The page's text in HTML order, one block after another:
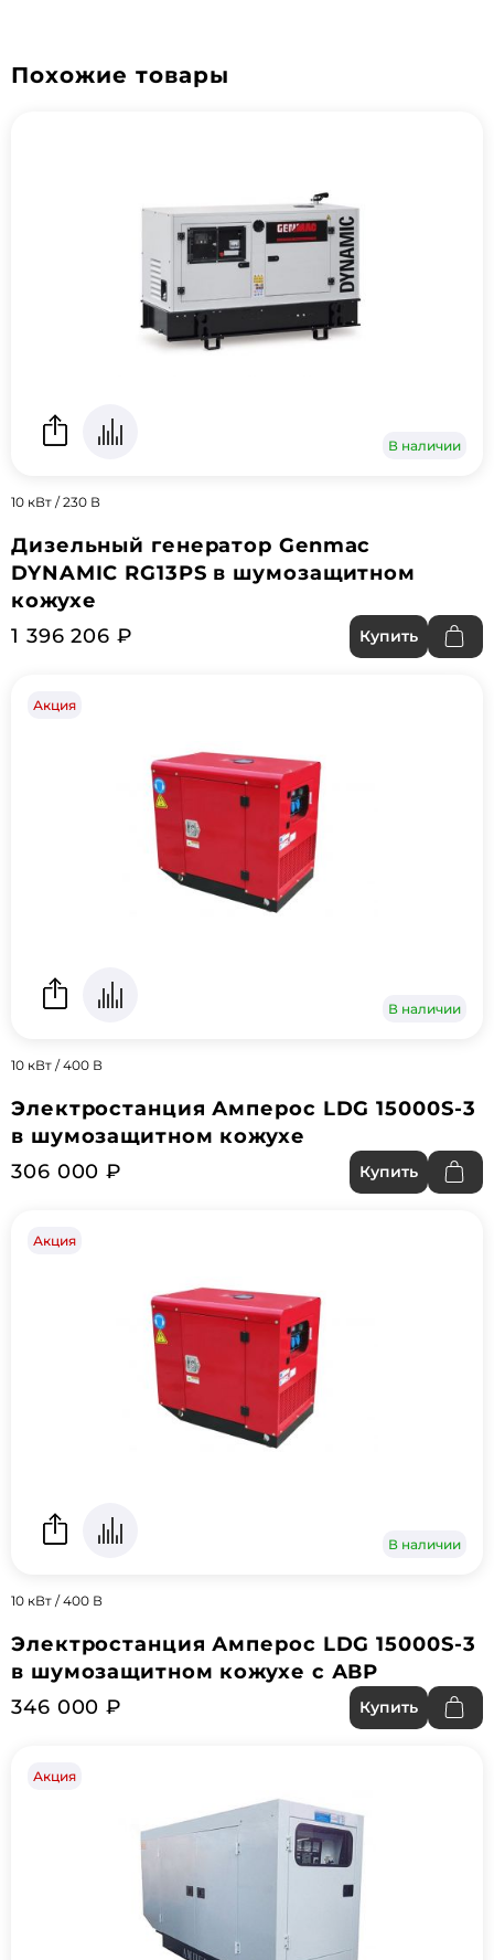
Похожие товары
В наличии
10 кВт / 230 В
Дизельный генератор Genmac
DYNAMIC RG13PS в шумозащитном
кожухе
1 396 206 ₽
Купить
Акция
В наличии
10 кВт / 400 В
Электростанция Амперос LDG 15000S-3
в шумозащитном кожухе
306 000 ₽
Купить
Акция
В наличии
10 кВт / 400 В
Электростанция Амперос LDG 15000S-3
в шумозащитном кожухе с АВР
346 000 ₽
Купить
Акция